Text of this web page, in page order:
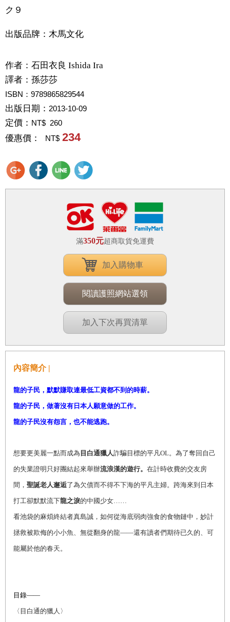
ク９
出版品牌：木馬文化
作者： 石田衣良 Ishida Ira
譯者： 孫莎莎
ISBN：9789865829544
出版日期： 2013-10-09
定價： NT$ 260
優惠價： NT$ 234
滿350元超商取貨免運費
加入購物車
閱讀護照網站選領
加入下次再買清單
內容簡介 |
龍的子民，默默賺取連最低工資都不到的時薪。
龍的子民，做著沒有日本人願意做的工作。
龍的子民沒有怨言，也不能逃跑。
想要更美麗一點而成為 目白通獵人詐騙目標的平凡OL。為了奪回自己
的失業證明只好團結起來舉辦流浪漢的遊行。 在計時收費的交友房
間， 聖誕老人邂逅了為欠債而不得不下海的平凡主婦。跨海來到日本
打工卻默默流下龍之淚的中國少女……
看池袋的麻煩終結者真島誠，如何從海底弱肉強食的食物鏈中，妙計
拯救被欺侮的小小魚、無從翻身的龍——還有讀者們期待已久的、可
能屬於他的春天。
目錄——
〈目白通的獵人〉